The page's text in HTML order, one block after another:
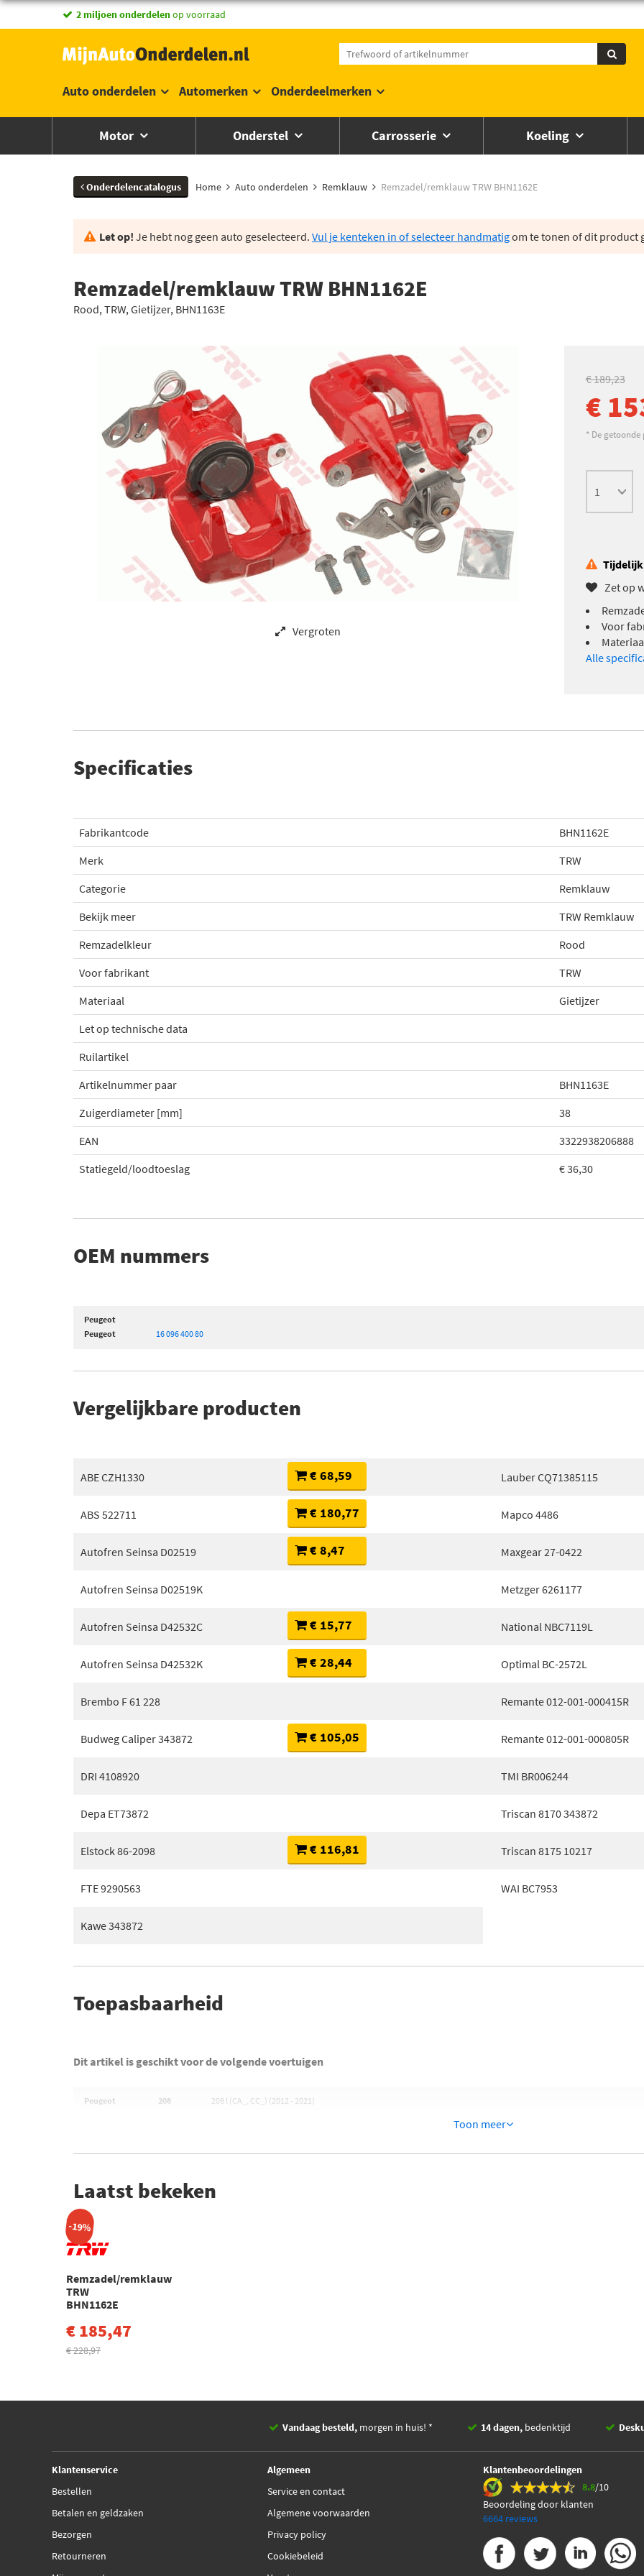
vandaag besteld,morgen in huis *
2 miljoen onderdelenop voorraad
Auto onderdelen Automerken Onderdeelmerken
Motor Onderstel Carrosserie Koeling
Onderdelencatalogus Home Auto onderdelen Remklauw Remzadel/remklauw TRW BHN1162E
Let op! Je hebt nog geen auto geselecteerd. Vul je kenteken in of selecteer handmatigom te tonen of dit product
Remzadel/remklauw TRW BHN1162E
Rood, TRW, Gietijzer, BHN1163E
Vergroten
€ 189,23
€
* De getoonde
Zet op
Voor
Alle
Specificaties
Fabrikantcode
BHN1162E
Merk
TRW
Categorie
Remklauw
Bekijk meer
TRW Remklauw
Remzadelkleur
Rood
Voor fabrikant
TRW
Materiaal
Gietijzer
Let op technische data
Ruilartikel
Artikelnummer paar
BHN1163E
Zuigerdiameter [mm]
38
EAN
3322938206888
Statiegeld/loodtoeslag
€ 36,30
OEM nummers
Peugeot
Peugeot
16 096 400 80
Vergelijkbare producten
ABE CZH1330 € 68,59
ABS 522711 € 180,77
Autofren Seinsa D02519 € 8,47
Autofren Seinsa D02519K
Autofren Seinsa D42532C € 15,77
Autofren Seinsa D42532K € 28,44
Brembo F 61 228
Budweg Caliper 343872 € 105,05
DRI 4108920
Depa ET73872
Elstock 86-2098 € 116,81
FTE 9290563
Kawe 343872
Lauber CQ71385115
Mapco 4486
Maxgear 27-0422
Metzger 6261177
National NBC7119L
Optimal BC-2572L
Remante 012-001-000415R
Remante 012-001-000805R
TMI BR006244
Triscan 8170 343872
Triscan 8175 10217
WAI BC7953
Toepasbaarheid
Dit artikel is geschikt voor de volgende voertuigen
Peugeot 208 208 I (CA_, CC_) (2012 - 2021)
Toon meer
Laatst bekeken
-19%
Remzadel/remklauw
TRW
BHN1162E
€ 185,47
€ 228,97
Vandaag besteld, morgen in huis! * 14 dagen, bedenktijd
Klantenservice
Bestellen
Betalen en geldzaken
Bezorgen
Retourneren
Algemeen
Service en contact
Algemene voorwaarden
Privacy policy
Cookiebeleid
Klantenbeoordelingen
8.8/10
Beoordeling door klanten
6664 reviews